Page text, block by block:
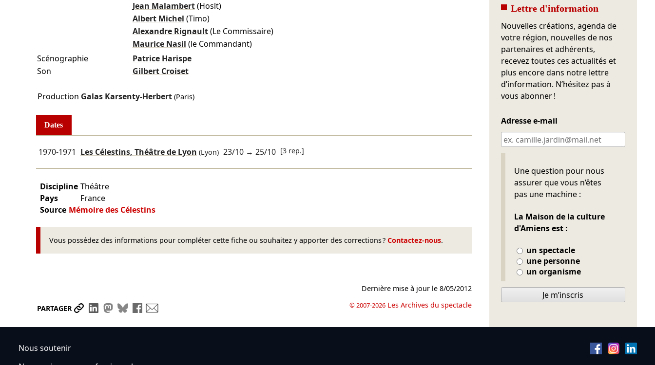
Jean Malambert (Hoslt)
Albert Michel (Timo)
Alexandre Rignault (Le Commissaire)
Maurice Nasil (le Commandant)
Scénographie
Patrice Harispe
Son
Gilbert Croiset
Production Galas Karsenty-Herbert(Paris)
Dates
1970-1971 Les Célestins, Théâtre de Lyon (Lyon) 23/10→ 25/10 [3 rep.]
Discipline Théâtre
Pays
France
Source Mémoire des Célestins
Vous possédez des informations pour compléter cette fiche ou souhaitez y apporter des corrections ? Contactez-nous.
PARTAGER Partager le lien
Partager sur LinkedIn
Partager sur Mastodon
Partager sur Bluesky
Partager sur Facebook
Dernière mise à jour le8/05/2012
© 2007-2026 Les Archives du spectacle
Lettre d'information
Nouvelles créations, agenda de
votre région, nouvelles de nos
partenaires et adhérents,
recevez toutes ces actualités et
plus encore dans notre lettre
d’information. N’hésitez pas à
vous abonner !
Adresse e-mail
Une question pour nous
assurer que vous n’êtes
pas une machine :
La Maison de la culture
d'Amiens est :
un spectacle
une personne
un organisme
Ne pas remplir
Je m’inscris
Nous soutenir